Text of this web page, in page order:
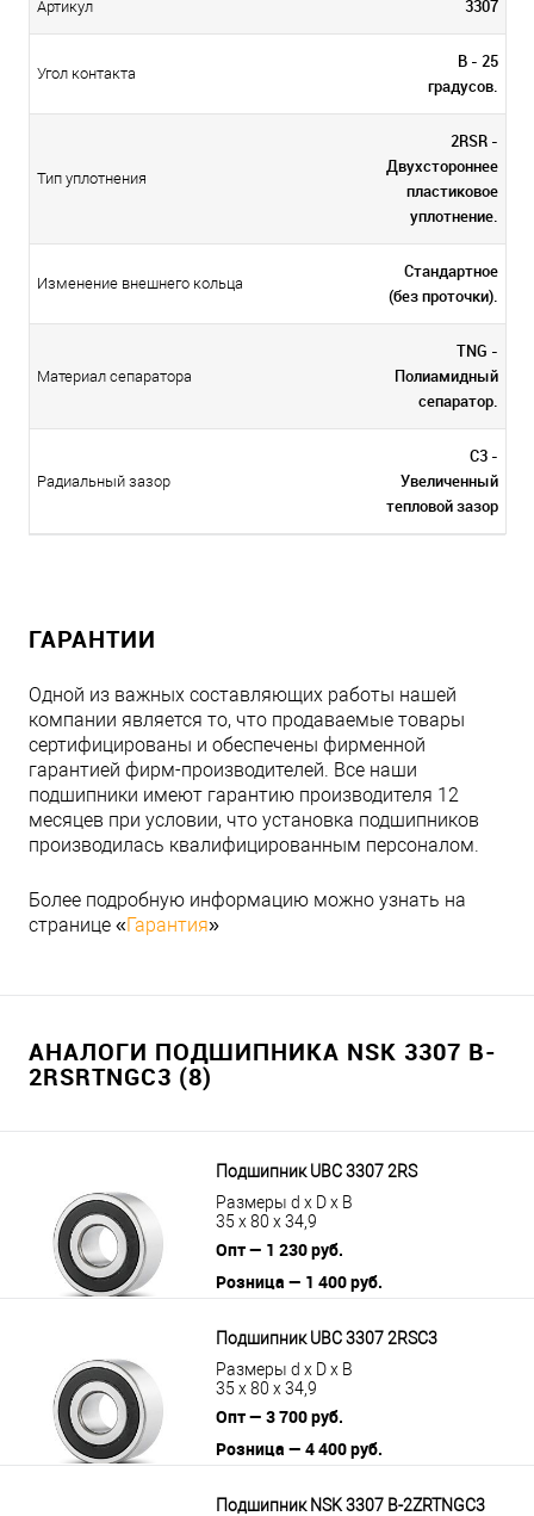
Артикул 3307
Угол контакта
В - 25
градусов.
Тип уплотнения
2RSR -
Двухстороннее
пластиковое
уплотнение.
Изменение внешнего кольца
Стандартное
(без проточки).
Материал сепаратора
TNG -
Полиамидный
сепаратор.
Радиальный зазор
С3 -
Увеличенный
тепловой зазор
ГАРАНТИИ
Одной из важных составляющих работы нашей
компании является то, что продаваемые товары
сертифицированы и обеспечены фирменной
гарантией фирм-производителей. Все наши
подшипники имеют гарантию производителя 12
месяцев при условии, что установка подшипников
производилась квалифицированным персоналом.
Более подробную информацию можно узнать на
странице «Гарантия»
АНАЛОГИ ПОДШИПНИКА NSK 3307 B-
2RSRTNGC3 (8)
Подшипник UBC 3307 2RS
Размеры d x D x B
35 x 80 x 34,9
Опт — 1 230 руб.
Розница — 1 400 руб.
Подшипник UBC 3307 2RSС3
Размеры d x D x B
35 x 80 x 34,9
Опт — 3 700 руб.
Розница — 4 400 руб.
Подшипник NSK 3307 B-2ZRTNGC3